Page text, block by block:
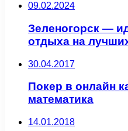
09.02.2024
Зеленогорск —
отдыха на
30.04.2017
Покер в онлайн
математика
14.01.2018